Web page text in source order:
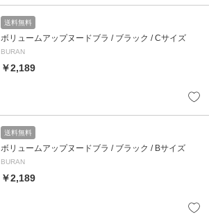
送料無料
ボリュームアップヌードブラ / ブラック / Cサイズ
BURAN
￥2,189
送料無料
ボリュームアップヌードブラ / ブラック / Bサイズ
BURAN
￥2,189